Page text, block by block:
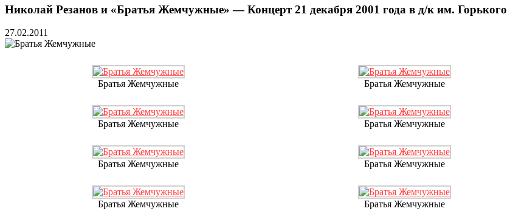
Николай Резанов и «Братья Жемчужные» — Концерт 21 декабря 2001 года в д/к им. Горького
27.02.2011
Братья Жемчужные Братья Жемчужные
Братья Жемчужные Братья Жемчужные
Братья Жемчужные Братья Жемчужные
Братья Жемчужные Братья Жемчужные